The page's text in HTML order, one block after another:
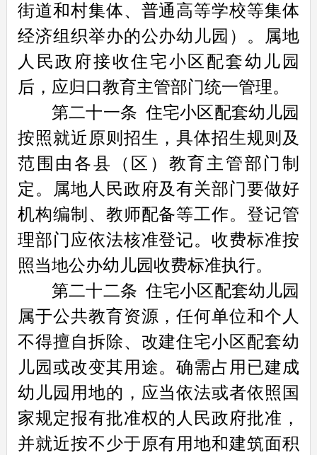
街道和村集体、普通高等学校等集体
经济组织举办的公办幼儿园）。属地
人民政府接收住宅小区配套幼儿园
后，应归口教育主管部门统一管理。
第二十一条 住宅小区配套幼儿园
按照就近原则招生，具体招生规则及
范围由各县（区）教育主管部门制
定。属地人民政府及有关部门要做好
机构编制、教师配备等工作。登记管
理部门应依法核准登记。收费标准按
照当地公办幼儿园收费标准执行。
第二十二条 住宅小区配套幼儿园
属于公共教育资源，任何单位和个人
不得擅自拆除、改建住宅小区配套幼
儿园或改变其用途。确需占用已建成
幼儿园用地的，应当依法或者依照国
家规定报有批准权的人民政府批准，
并就近按不少于原有用地和建筑面积